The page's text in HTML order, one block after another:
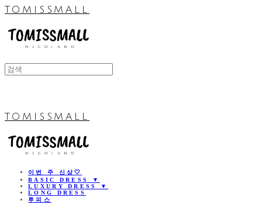
TOMISSMALL
TOMISSMALL
이번 주 신상🤍
BASIC DRESS ▼
LUXURY DRESS ▼
LONG DRESS
투피스